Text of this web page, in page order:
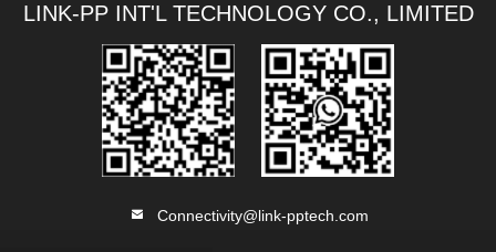
LINK-PP INT'L TECHNOLOGY CO., LIMITED
Connectivity@link-pptech.com